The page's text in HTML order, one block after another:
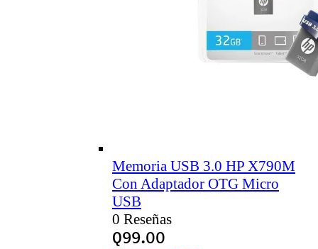
Memoria USB 3.0 HP X790M
Con Adaptador OTG Micro
USB
0 Reseñas
Q99.00